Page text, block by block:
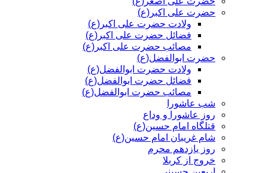
حضرت علی اکبر(ع)
ولادت حضرت علی اکبر(ع)
فضائل حضرت علی اکبر(ع)
مصائب حضرت علی اکبر(ع)
حضرت ابوالفضل(ع)
ولادت حضرت ابوالفضل(ع)
فضائل حضرت ابوالفضل(ع)
مصائب حضرت ابوالفضل(ع)
شب عاشورا
روز عاشورا و وداع
قتلگاه امام حسین(ع)
شام غریبان امام حسین(ع)
روز یازدهم محرم
خروج از کربلا